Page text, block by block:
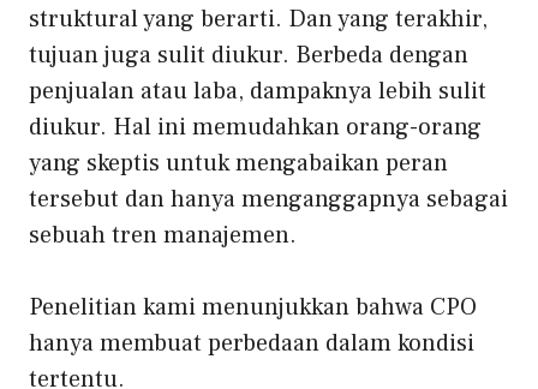
struktural yang berarti. Dan yang terakhir,
tujuan juga sulit diukur. Berbeda dengan
penjualan atau laba, dampaknya lebih sulit
diukur. Hal ini memudahkan orang-orang
yang skeptis untuk mengabaikan peran
tersebut dan hanya menganggapnya sebagai
sebuah tren manajemen.
Penelitian kami menunjukkanbahwa CPO
hanya membuat perbedaan dalam kondisi
tertentu.